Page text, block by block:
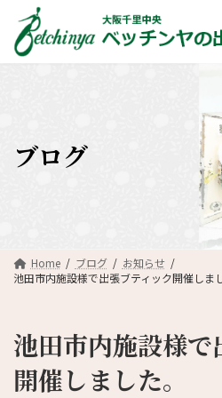
ブログ
Home ブログ
お知らせ
池田市内施設様で出張ブティック開催しまし
池田市内施設様で
開催しました。